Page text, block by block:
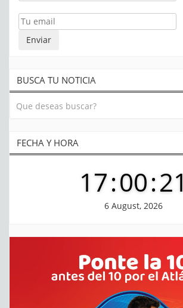
BUSCA TU NOTICIA
FECHA Y HORA
17:00:22
6 August, 2026